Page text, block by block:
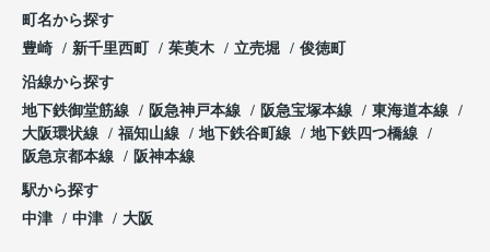
町名から探す
豊崎
新千里西町 茱萸木 立売堀 俊徳町
沿線から探す
地下鉄御堂筋線
阪急神戸本線 阪急宝塚本線
東海道本線
大阪環状線
福知山線 地下鉄谷町線
地下鉄四つ橋線
阪急京都本線
阪神本線
駅から探す
中津
中津 大阪